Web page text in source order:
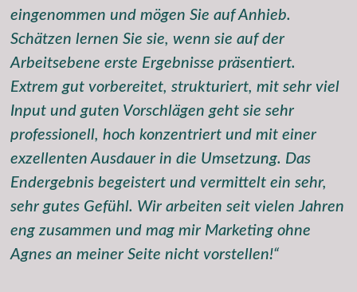
eingenommen und mögen Sie auf Anhieb.
Schätzen lernen Sie sie, wenn sie auf der
Arbeitsebene erste Ergebnisse präsentiert.
Extrem gut vorbereitet, strukturiert, mit sehr viel
Input und guten Vorschlägen geht sie sehr
professionell, hoch konzentriert und mit einer
exzellenten Ausdauer in die Umsetzung. Das
Endergebnis begeistert und vermittelt ein sehr,
sehr gutes Gefühl. Wir arbeiten seit vielen Jahren
eng zusammen und mag mir Marketing ohne
Agnes an meiner Seite nicht vorstellen!“